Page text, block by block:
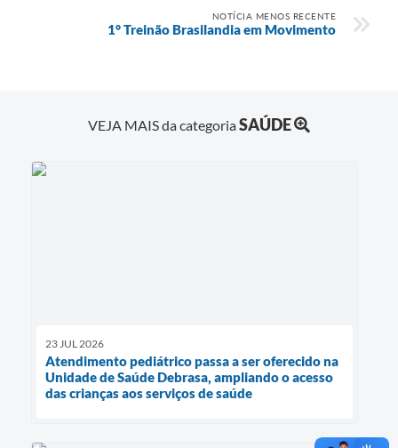
NOTÍCIA MENOS RECENTE
1° Treinão Brasilandia em Movimento
VEJA MAIS da categoriaSAÚDE
23 JUL 2026
Atendimento pediátrico passa a ser oferecido na
Unidade de Saúde Debrasa, ampliando o acesso
das crianças aos serviços de saúde